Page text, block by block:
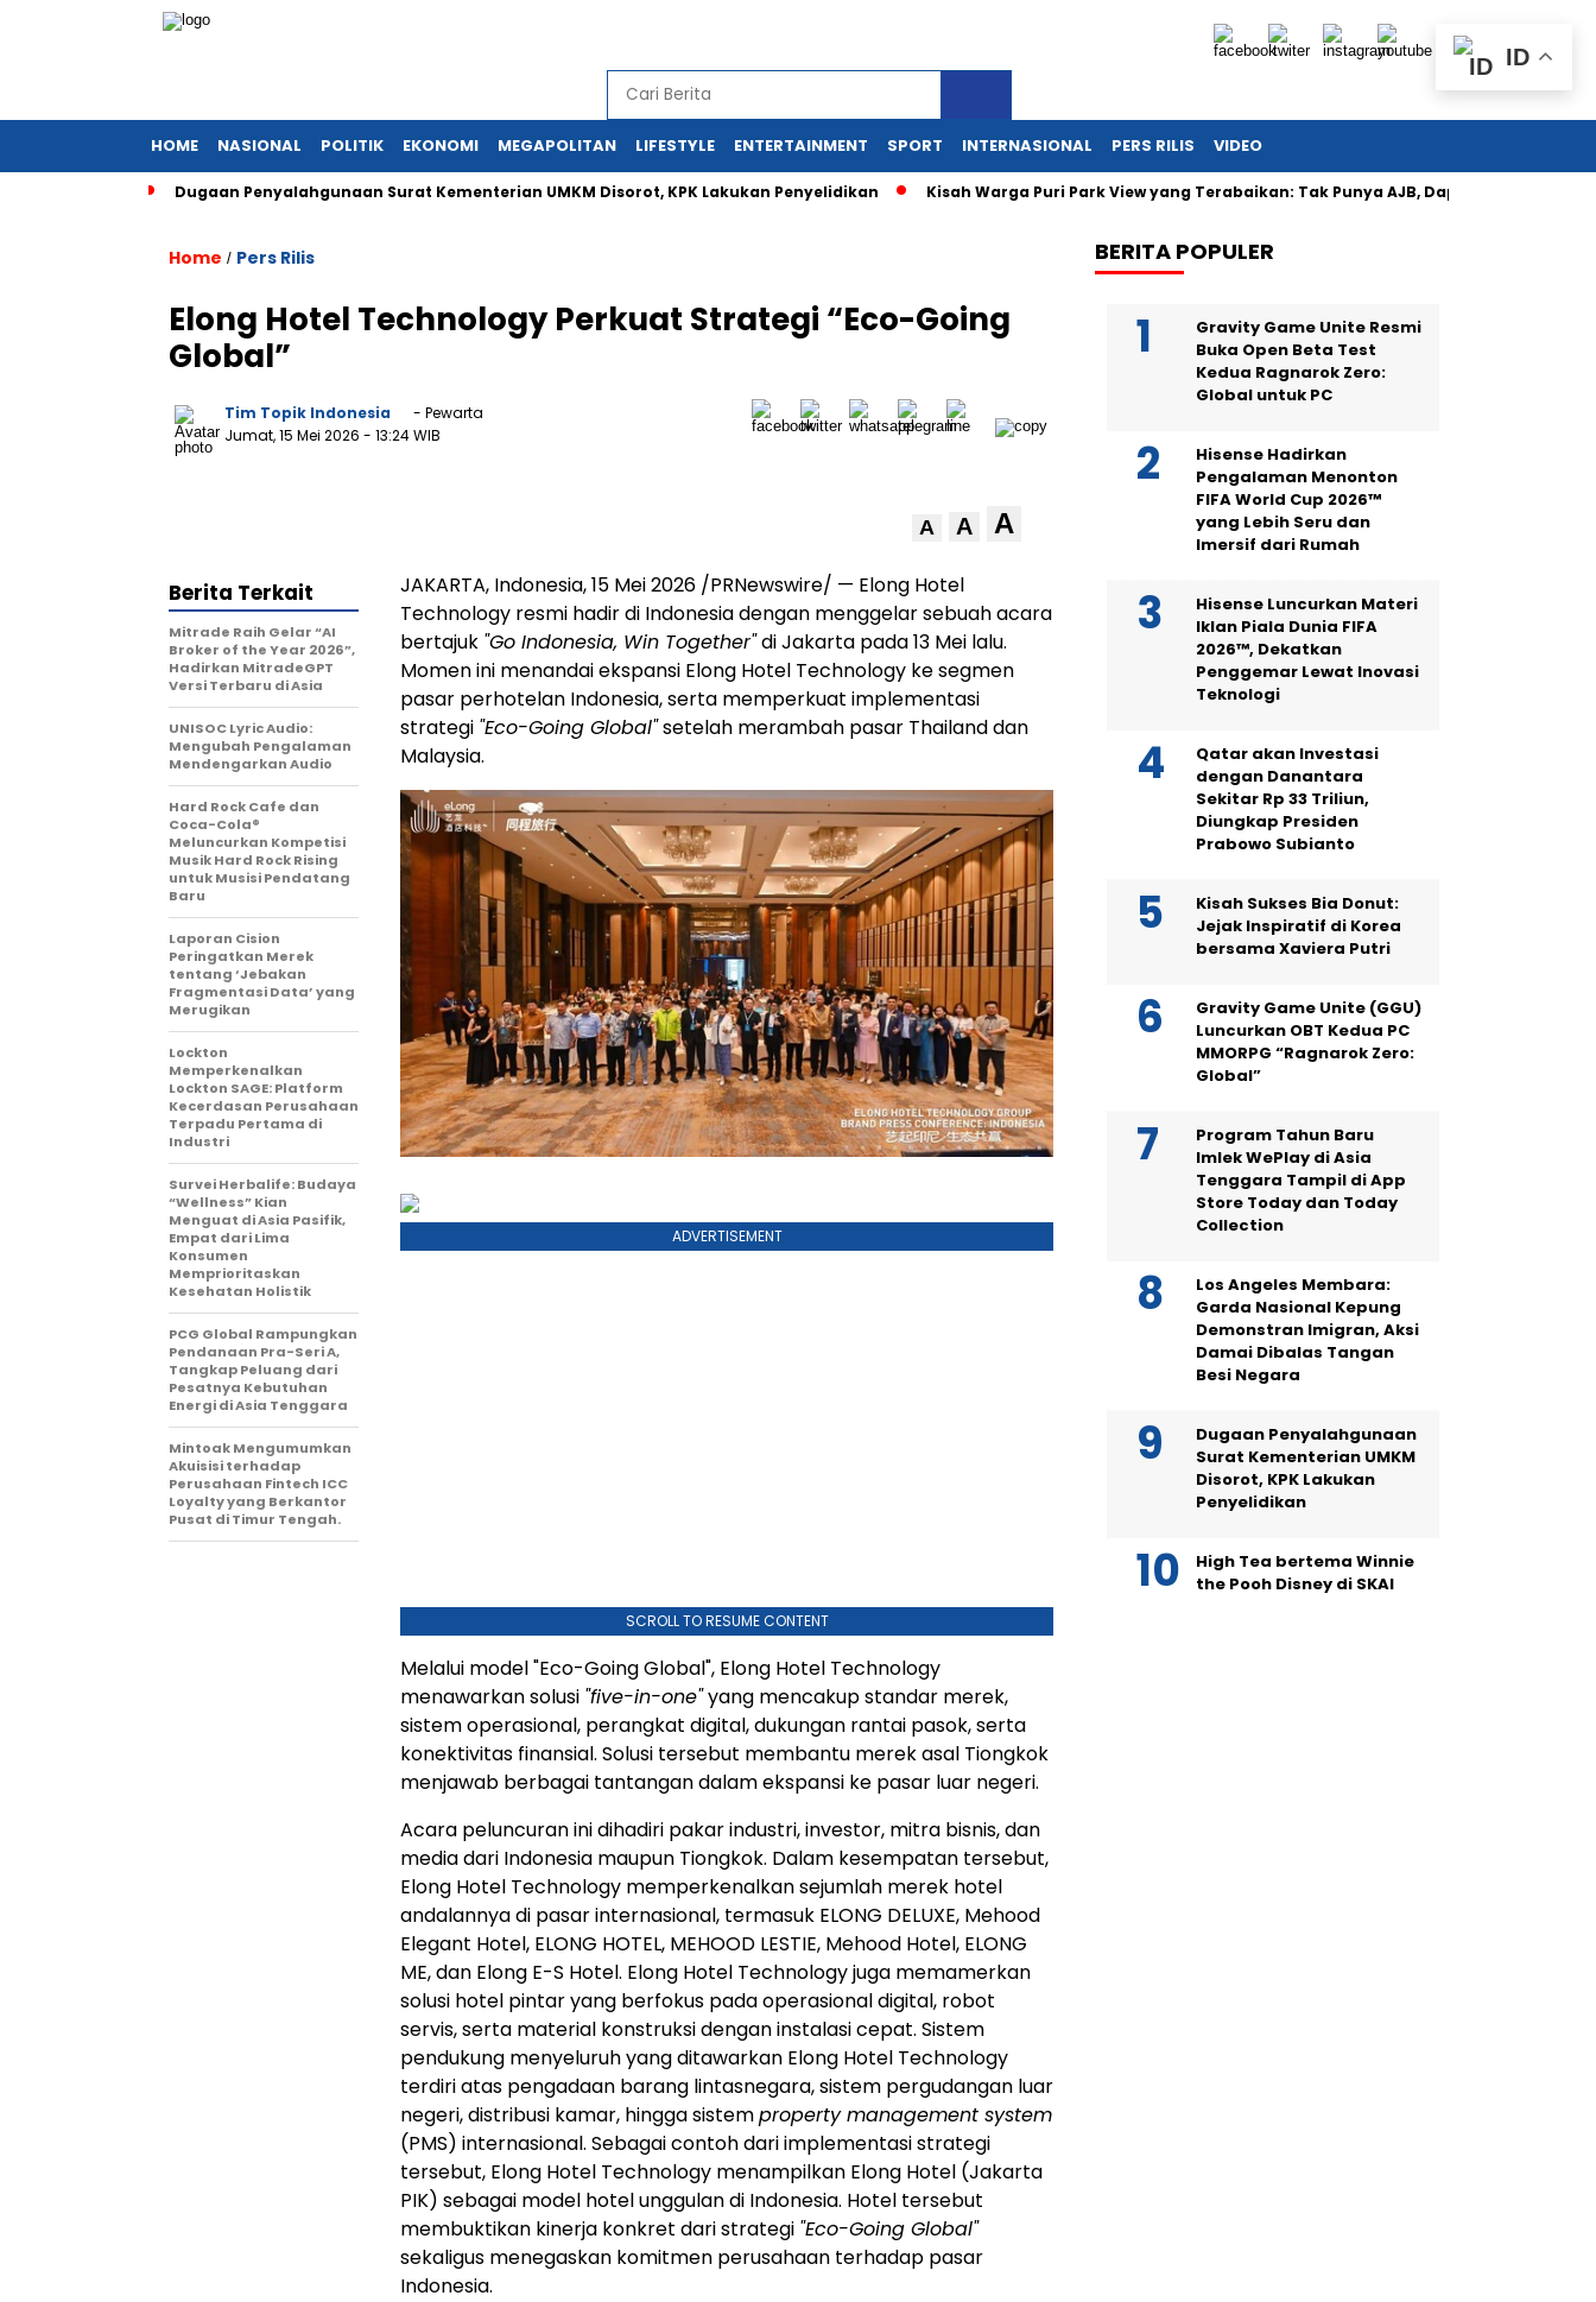
HOME NASIONAL POLITIK EKONOMI MEGAPOLITAN LIFESTYLE ENTERTAINMENT SPORT INTERNASIONAL PERS RILIS VIDEO
Dugaan Penyalahgunaan Surat Kementerian UMKM Disorot, KPK Lakukan Penyelidikan Kisah Warga Puri Park View yang Terabaikan: Tak Punya AJB, Dapat Lintah, Listrik
Home / Pers Rilis
Elong Hotel Technology Perkuat Strategi “Eco-Going
Global”
Tim Topik Indonesia
- Pewarta
Jumat, 15 Mei 2026 - 13:24 WIB
A A A
JAKARTA, Indonesia, 15 Mei 2026 /PRNewswire/ — Elong Hotel
Technology resmi hadir di Indonesia dengan menggelar sebuah acara
bertajuk "Go Indonesia, Win Together"di Jakarta pada 13 Mei lalu.
Momen ini menandai ekspansi Elong Hotel Technology ke segmen
pasar perhotelan Indonesia, serta memperkuat implementasi
strategi "Eco-Going Global"setelah merambah pasar Thailand dan
Malaysia.
ADVERTISEMENT
SCROLL TO RESUME CONTENT
Melalui model "Eco-Going Global", Elong Hotel Technology
menawarkan solusi "five-in-one"yang mencakup standar merek,
sistem operasional, perangkat digital, dukungan rantai pasok, serta
konektivitas finansial. Solusi tersebut membantu merek asal Tiongkok
menjawab berbagai tantangan dalam ekspansi ke pasar luar negeri.
Acara peluncuran ini dihadiri pakar industri, investor, mitra bisnis, dan
media dari Indonesia maupun Tiongkok. Dalam kesempatan tersebut,
Elong Hotel Technology memperkenalkan sejumlah merek hotel
andalannya di pasar internasional, termasuk ELONG DELUXE, Mehood
Elegant Hotel, ELONG HOTEL, MEHOOD LESTIE, Mehood Hotel, ELONG
ME, dan Elong E-S Hotel. Elong Hotel Technology juga memamerkan
solusi hotel pintar yang berfokus pada operasional digital, robot
servis, serta material konstruksi dengan instalasi cepat. Sistem
pendukung menyeluruh yang ditawarkan Elong Hotel Technology
terdiri atas pengadaan barang lintasnegara, sistem pergudangan luar
negeri, distribusi kamar, hingga sistemproperty management system
(PMS) internasional. Sebagai contoh dari implementasi strategi
tersebut, Elong Hotel Technology menampilkan Elong Hotel (Jakarta
PIK) sebagai model hotel unggulan di Indonesia. Hotel tersebut
membuktikan kinerja konkret dari strategi "Eco-Going Global"
sekaligus menegaskan komitmen perusahaan terhadap pasar
Indonesia.
Berita Terkait
Mitrade Raih Gelar “AI
Broker of the Year 2026”,
Hadirkan MitradeGPT
Versi Terbaru di Asia
UNISOC Lyric Audio:
Mengubah Pengalaman
Mendengarkan Audio
Hard Rock Cafe dan
Coca-Cola®
Meluncurkan Kompetisi
Musik Hard Rock Rising
untuk Musisi Pendatang
Baru
Laporan Cision
Peringatkan Merek
tentang ‘Jebakan
Fragmentasi Data’ yang
Merugikan
Lockton
Memperkenalkan
Lockton SAGE: Platform
Kecerdasan Perusahaan
Terpadu Pertama di
Industri
Survei Herbalife: Budaya
“Wellness” Kian
Menguat di Asia Pasifik,
Empat dari Lima
Konsumen
Memprioritaskan
Kesehatan Holistik
PCG Global Rampungkan
Pendanaan Pra-Seri A,
Tangkap Peluang dari
Pesatnya Kebutuhan
Energi di Asia Tenggara
Mintoak Mengumumkan
Akuisisi terhadap
Perusahaan Fintech ICC
Loyalty yang Berkantor
Pusat di Timur Tengah.
BERITA POPULER
Gravity Game Unite Resmi
Buka Open Beta Test
Kedua Ragnarok Zero:
Global untuk PC
Hisense Hadirkan
Pengalaman Menonton
FIFA World Cup 2026™
yang Lebih Seru dan
Imersif dari Rumah
Hisense Luncurkan Materi
Iklan Piala Dunia FIFA
2026™, Dekatkan
Penggemar Lewat Inovasi
Teknologi
Qatar akan Investasi
dengan Danantara
Sekitar Rp 33 Triliun,
Diungkap Presiden
Prabowo Subianto
Kisah Sukses Bia Donut:
Jejak Inspiratif di Korea
bersama Xaviera Putri
Gravity Game Unite (GGU)
Luncurkan OBT Kedua PC
MMORPG “Ragnarok Zero:
Global”
Program Tahun Baru
Imlek WePlay di Asia
Tenggara Tampil di App
Store Today dan Today
Collection
Los Angeles Membara:
Garda Nasional Kepung
Demonstran Imigran, Aksi
Damai Dibalas Tangan
Besi Negara
Dugaan Penyalahgunaan
Surat Kementerian UMKM
Disorot, KPK Lakukan
Penyelidikan
High Tea bertema Winnie
the Pooh Disney di SKAI
ID